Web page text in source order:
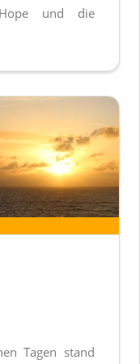
Hope und die
Tagen stand